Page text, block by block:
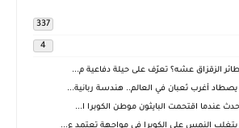
337
4
الزقزاق عشه؟ تعرّف على حيلة دفاعية م...
أغرب ثعبان في العالم.. هندسة ربانية...
عندما اقتحمت البايثون موطن الكوبرا ا...
النمس على الكوبرا في مواجهة تعتمد ع...